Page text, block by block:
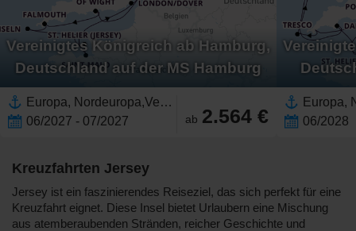
Vereinigtes Königreich ab Hamburg,
Deutschland auf der MS Hamburg
Europa, Nordeuropa,Vereinigtes Königreich,Britische Inseln,England,Westeuropa,Frankreich,Guernsey,Jersey,Deutschland
06/2027 - 07/2027
ab 2.564 € 06/2028
Kreuzfahrten Jersey
Jersey ist ein faszinierendes Reiseziel, das sich perfekt für eine
Kreuzfahrt eignet. Diese Insel bietet Urlaubern eine Mischung
aus atemberaubenden Stränden, reicher Geschichte und